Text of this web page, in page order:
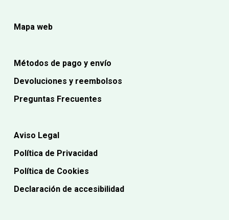
Mapa web
Métodos de pago y envío
Devoluciones y reembolsos
Preguntas Frecuentes
Aviso Legal
Política de Privacidad
Política de Cookies
Declaración de accesibilidad